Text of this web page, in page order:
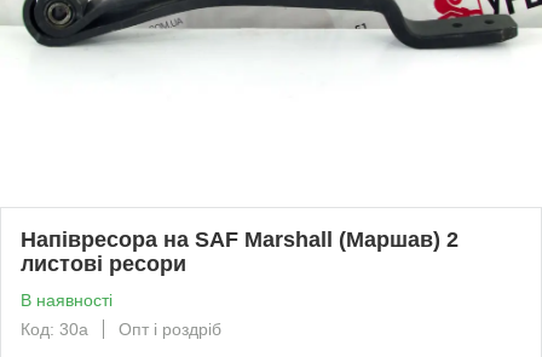
Напівресора на SAF Marshall (Маршав) 2
листові ресори
В наявності
Код: 30a
Опт і роздріб